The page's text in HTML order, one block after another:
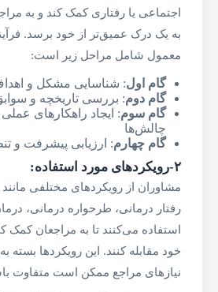
اجتماعی یا رفتاری کمک کند و به
به یک درک عمیق‌تر از خود برسد.
معمول شامل مراحل زیر است:
گام اول: شناسایی مشکل و
گام دوم: بررسی تاریخچه و
گام سوم: ایجاد راهکارهای
چالش‌ها
گام چهارم: ارزیابی پیشرفت و
۲-رویکرد‌های مورد استفاده :
مشاوران از رویکرد‌های مختلفی
رفتار درمانی، طرحواره درمانی،
استفاده می‌کنند تا به مراجعان کمک
خود مقابله کنند. این رویکرد‌ها بسته
نیازهای مراجع ممکن است متفاوت